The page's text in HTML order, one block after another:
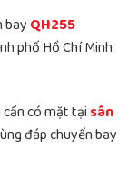
bayQH255
phố Hồ Chí Minh
có mặt tại sân
đáp chuyến bay